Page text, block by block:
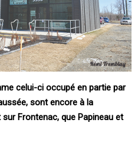
celui-ci occupé en partie par
sont encore à la
Frontenac, que Papineau et